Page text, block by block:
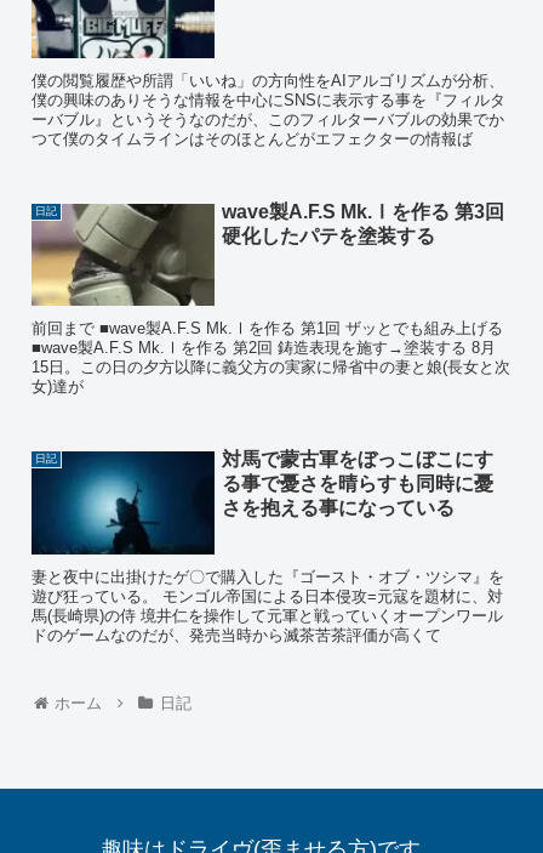
僕の閲覧履歴や所謂「いいね」の方向性をAIアルゴリズムが分析、
僕の興味のありそうな情報を中心にSNSに表示する事を『フィルタ
ーバブル』というそうなのだが、このフィルターバブルの効果でか
つて僕のタイムラインはそのほとんどがエフェクターの情報ば
日記
wave製A.F.S Mk.Ⅰを作る 第3回
硬化したパテを塗装する
前回まで ■wave製A.F.S Mk.Ⅰを作る 第1回 ザッとでも組み上げる
■wave製A.F.S Mk.Ⅰを作る 第2回 鋳造表現を施す→塗装する 8月
15日。この日の夕方以降に義父方の実家に帰省中の妻と娘(長女と次
女)達が
日記
対馬で蒙古軍をぼっこぼこにす
る事で憂さを晴らすも同時に憂
さを抱える事になっている
妻と夜中に出掛けたゲ〇で購入した『ゴースト・オブ・ツシマ』を
遊び狂っている。 モンゴル帝国による日本侵攻=元寇を題材に、対
馬(長崎県)の侍 境井仁を操作して元軍と戦っていくオープンワール
ドのゲームなのだが、発売当時から滅茶苦茶評価が高くて
ホーム 日記